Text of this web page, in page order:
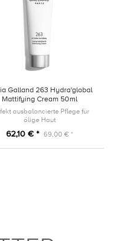
Galland 263 Hydra'global
Mattifying Cream 50ml
ausbalancierte Pflege für
ölige Haut
62,10 € * 69,00 € *